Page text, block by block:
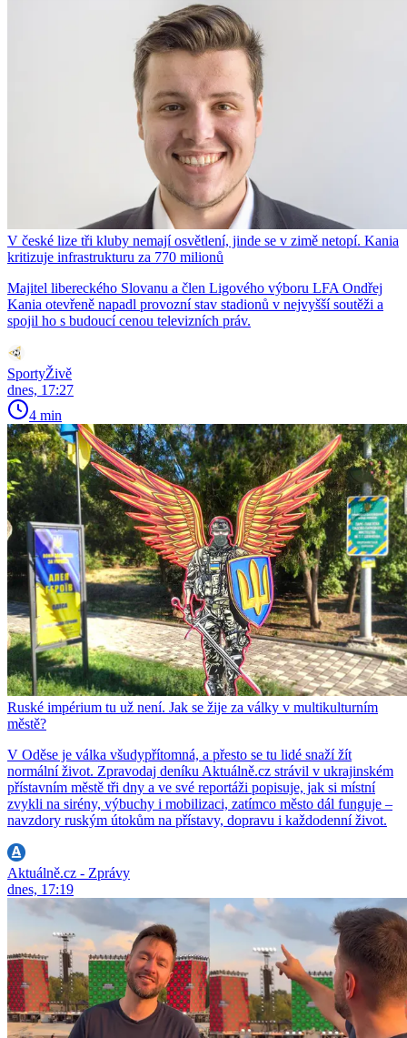
V české lize tři kluby nemají osvětlení, jinde se v zimě netopí. Kania
kritizuje infrastrukturu za 770 milionů
Majitel libereckého Slovanu a člen Ligového výboru LFA Ondřej
Kania otevřeně napadl provozní stav stadionů v nejvyšší soutěži a
spojil ho s budoucí cenou televizních práv.
SportyŽivě
dnes, 17:27
4 min
Ruské impérium tu už není. Jak se žije za války v multikulturním
městě?
V Oděse je válka všudypřítomná, a přesto se tu lidé snaží žít
normální život. Zpravodaj deníku Aktuálně.cz strávil v ukrajinském
přístavním městě tři dny a ve své reportáži popisuje, jak si místní
zvykli na sirény, výbuchy i mobilizaci, zatímco město dál funguje –
navzdory ruským útokům na přístavy, dopravu i každodenní život.
Aktuálně.cz - Zprávy
dnes, 17:19